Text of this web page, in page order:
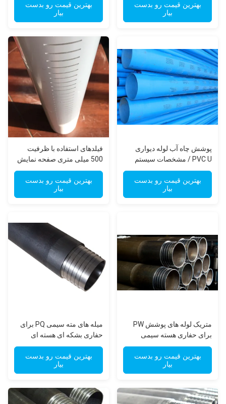
بهترین قیمت رو بدست
بیار
بهترین قیمت رو بدست
بیار
پوشش چاه آب لوله دیواری
PVC U / مشخصات سیستم
لوله صفحه نمایش فیلتر آب
بهترین قیمت رو بدست
بیار
فیلدهای استفاده با ظرفیت
500 میلی متری صفحه نمایش
چاه پی وی سی شیاردار
بهترین قیمت رو بدست
بیار
متریک لوله های پوشش PW
برای حفاری هسته سیمی
بهترین قیمت رو بدست
بیار
میله های مته سیمی PQ برای
حفاری بشکه ای هسته ای
بهترین قیمت رو بدست
بیار